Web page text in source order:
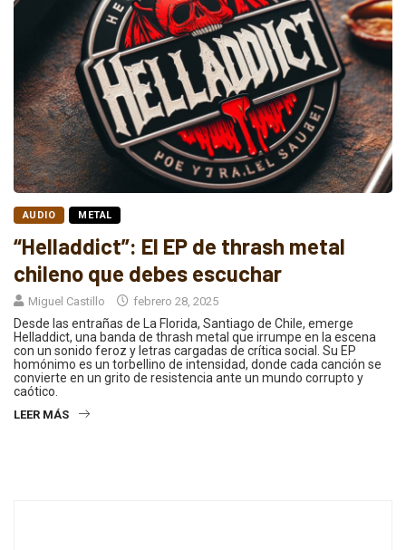
AUDIO METAL
“Helladdict”: El EP de thrash metal
chileno que debes escuchar
Miguel Castillo febrero 28, 2025
Desde las entrañas de La Florida, Santiago de Chile, emerge
Helladdict, una banda de thrash metal que irrumpe en la escena
con un sonido feroz y letras cargadas de crítica social. Su EP
homónimo es un torbellino de intensidad, donde cada canción se
convierte en un grito de resistencia ante un mundo corrupto y
caótico.
LEER MÁS